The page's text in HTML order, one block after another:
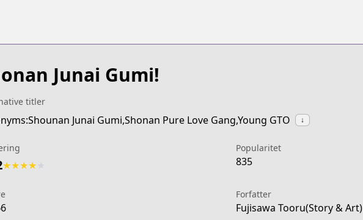
Junai Gumi!
titler
Junai Gumi,Shonan Pure Love Gang,Young GTO ↓
★★★★
Popularitet
835
Forfatter
Fujisawa Tooru(Story & Art)